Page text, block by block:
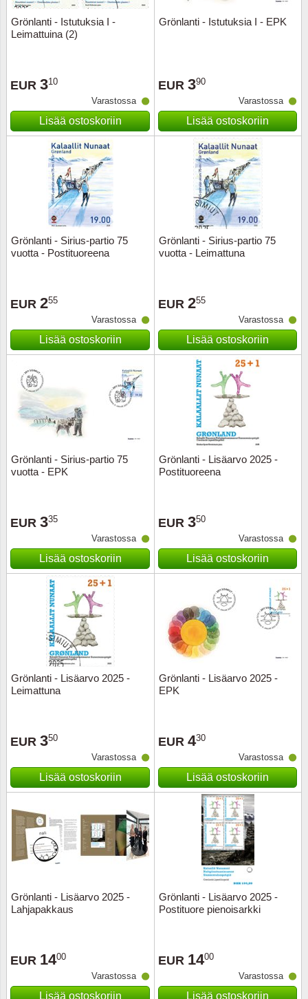
Grönlanti - Istutuksia I -
Leimattuina (2)
EUR 310
Varastossa
Lisää ostoskoriin
Grönlanti - Istutuksia I - EPK
EUR 390
Varastossa
Lisää ostoskoriin
Grönlanti - Sirius-partio 75
vuotta - Postituoreena
EUR 255
Varastossa
Lisää ostoskoriin
Grönlanti - Sirius-partio 75
vuotta - Leimattuna
EUR 255
Varastossa
Lisää ostoskoriin
Grönlanti - Sirius-partio 75
vuotta - EPK
EUR 335
Varastossa
Lisää ostoskoriin
Grönlanti - Lisäarvo 2025 -
Postituoreena
EUR 350
Varastossa
Lisää ostoskoriin
Grönlanti - Lisäarvo 2025 -
Leimattuna
EUR 350
Varastossa
Lisää ostoskoriin
Grönlanti - Lisäarvo 2025 -
EPK
EUR 430
Varastossa
Lisää ostoskoriin
Grönlanti - Lisäarvo 2025 -
Lahjapakkaus
EUR 1400
Varastossa
Lisää ostoskoriin
Grönlanti - Lisäarvo 2025 -
Postituore pienoisarkki
EUR 1400
Varastossa
Lisää ostoskoriin